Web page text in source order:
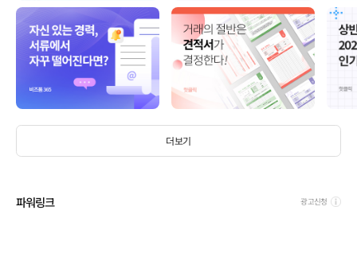
더보기
파워링크 광고신청